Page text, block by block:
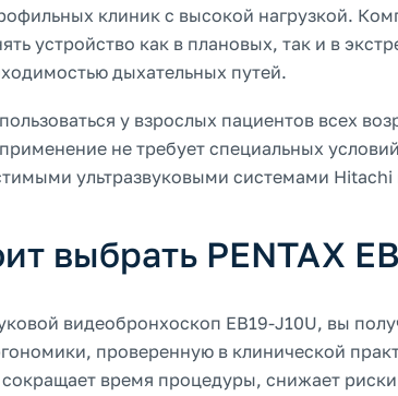
клиник с высокой нагрузкой.
устройство как в плановых, так и в
дыхательных путей.
у взрослых пациентов всех
не требует специальных
ультразвуковыми системами
выбрать PENTAX
видеобронхоскоп EB19-J10U, вы
проверенную в клинической
время процедуры, снижает